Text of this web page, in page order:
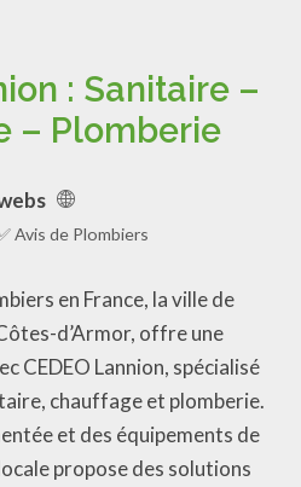
: Sanitaire –
– Plomberie
Avis de Plombiers
en France, la ville de
d’Armor, offre une
CEDEO Lannion, spécialisé
chauffage et plomberie.
et des équipements de
propose des solutions